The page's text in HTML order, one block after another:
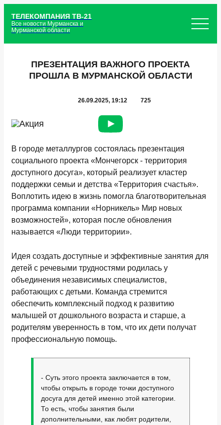
ТЕЛЕКОМПАНИЯ ТВ-21
Все новости Мурманска и
Мурманской области
ПРЕЗЕНТАЦИЯ ВАЖНОГО ПРОЕКТА
ПРОШЛА В МУРМАНСКОЙ ОБЛАСТИ
26.09.2025, 19:12 725
В городе металлургов состоялась презентация
социального проекта «Мончегорск - территория
доступного досуга», который реализует кластер
поддержки семьи и детства «Территория счастья».
Воплотить идею в жизнь помогла благотворительная
программа компании «Норникель» Мир новых
возможностей», которая после обновления
называется «Люди территории».
Идея создать доступные и эффективные занятия для
детей с речевыми трудностями родилась у
объединения независимых специалистов,
работающих с детьми. Команда стремится
обеспечить комплексный подход к развитию
малышей от дошкольного возраста и старше, а
родителям уверенность в том, что их дети получат
профессиональную помощь.
- Суть этого проекта заключается в том,
чтобы открыть в городе точки доступного
досуга для детей именно этой категории.
То есть, чтобы занятия были
дополнительными, как любят родители,